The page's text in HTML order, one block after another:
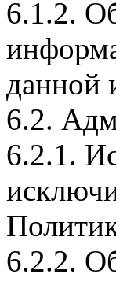
6.1.2.
данной
6.2.
6.2.1.
6.2.2.